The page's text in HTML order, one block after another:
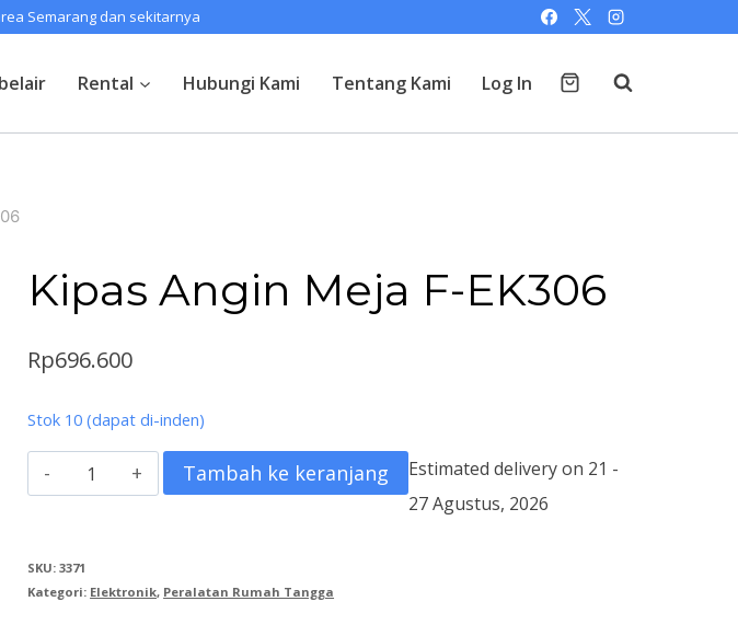
Semarang dan sekitarnya
Rental Hubungi Kami Tentang Kami Log In
Kipas Angin Meja F-EK306
Rp696.600
Stok 10 (dapat di-inden)
Kuantitas
Kipas
Meja
Tambah ke keranjang
Estimated delivery on 21 -
27 Agustus, 2026
SKU:3371
Kategori: Elektronik, Peralatan Rumah Tangga